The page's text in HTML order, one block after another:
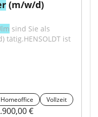
(m/w/d)
sind Sie als
tätig.HENSOLDT ist
Homeoffice Vollzeit
€